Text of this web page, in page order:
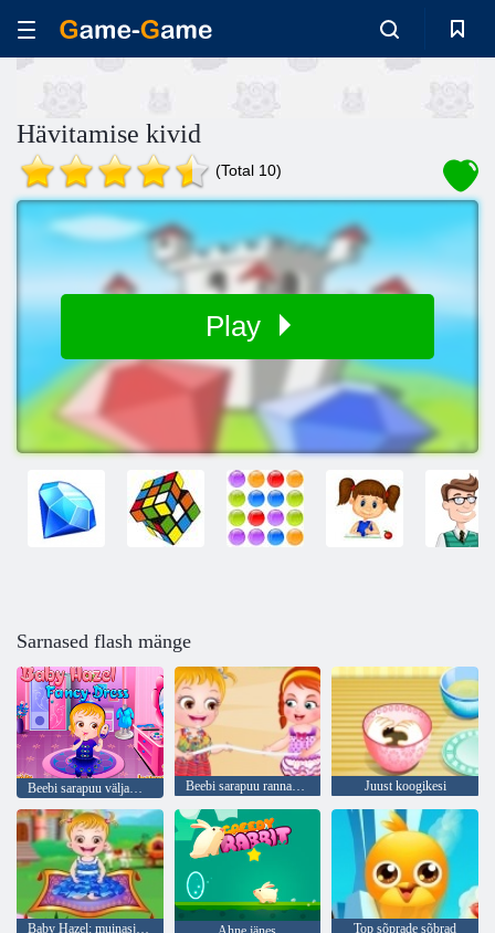
Hävitamise kivid
(Total 10)
Play
Sarnased flash mänge
Beebi sarapuu väljamõeldud kleit Beebi sarapuu rannapidu Juust koogikesi
Baby Hazel: muinasjutumaal Top sõprade sõbrad